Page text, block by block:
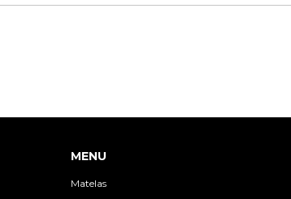
MENU
Matelas